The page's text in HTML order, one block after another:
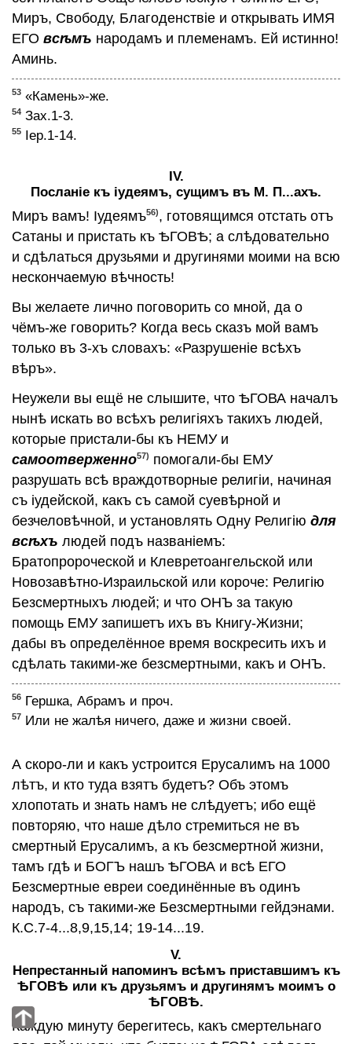
Миръ, Свободу, Благоденствiе и открывать ИМЯ
ЕГО всѣмъ народамъ и племенамъ. Ей истинно!
Аминь.
53 «Камень»-же.
54 Зах.1-3.
55 Iер.1-14.
IV.
Посланiе къ iудеямъ, сущимъ въ М. П...ахъ.
Миръ вамъ! Iудеямъ56), готовящимся отстать отъ
Сатаны и пристать къ ѢГОВѢ; а слѣдовательно
и сдѣлаться друзьями и другинями моими на всю
нескончаемую вѣчность!
Вы желаете лично поговорить со мной, да о
чёмъ-же говорить? Когда весь сказъ мой вамъ
только въ 3-хъ словахъ: «Разрушенiе всѣхъ
вѣръ».
Неужели вы ещё не слышите, что ѢГОВА началъ
нынѣ искать во всѣхъ религiяхъ такихъ людей,
которые пристали-бы къ НЕМУ и
самоотверженно57) помогали-бы ЕМУ
разрушать всѣ враждотворные религiи, начиная
съ iудейской, какъ съ самой суевѣрной и
безчеловѣчной, и установлять Одну Религiю для
всѣхъ людей подъ названiемъ:
Братопророческой и Клевретоангельской или
Новозавѣтно-Израильской или короче: Религiю
Безсмертныхъ людей; и что ОНЪ за такую
помощь ЕМУ запишетъ ихъ въ Книгу-Жизни;
дабы въ определённое время воскресить ихъ и
сдѣлать такими-же безсмертными, какъ и ОНЪ.
56 Гершка, Абрамъ и проч.
57 Или не жалѣя ничего, даже и жизни своей.
А скоро-ли и какъ устроится Ерусалимъ на 1000
лѣтъ, и кто туда взятъ будетъ? Объ этомъ
хлопотать и знать намъ не слѣдуетъ; ибо ещё
повторяю, что наше дѣло стремиться не въ
смертный Ерусалимъ, а къ безсмертной жизни,
тамъ гдѣ и БОГЪ нашъ ѢГОВА и всѣ ЕГО
Безсмертные евреи соединённые въ одинъ
народъ, съ такими-же Безсмертными гейдэнами.
К.С.7-4...8,9,15,14; 19-14...19.
V.
Непрестанный напоминъ всѣмъ приставшимъ къ
ѢГОВѢ или къ друзьямъ и другинямъ моимъ о
ѢГОВѢ.
Каждую минуту берегитесь, какъ смертельнаго